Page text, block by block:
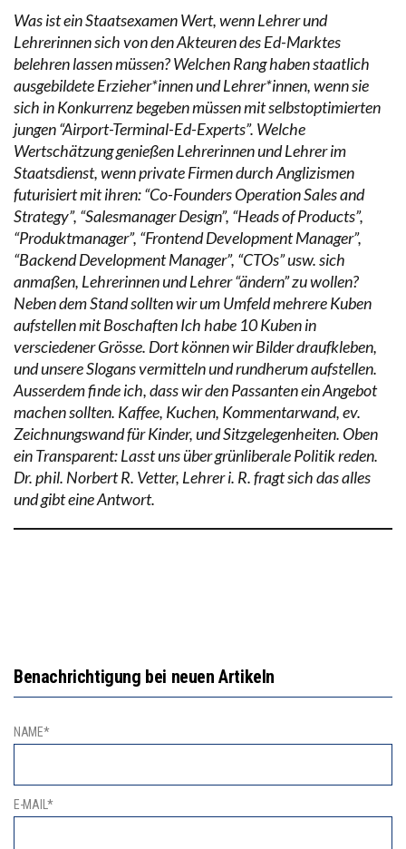
Was ist ein Staatsexamen Wert, wenn Lehrer und
Lehrerinnen sich von den Akteuren des Ed-Marktes
belehren lassen müssen? Welchen Rang haben staatlich
ausgebildete Erzieher*innen und Lehrer*innen, wenn sie
sich in Konkurrenz begeben müssen mit selbstoptimierten
jungen “Airport-Terminal-Ed-Experts”. Welche
Wertschätzung genießen Lehrerinnen und Lehrer im
Staatsdienst, wenn private Firmen durch Anglizismen
futurisiert mit ihren: “Co-Founders Operation Sales and
Strategy”, “Salesmanager Design”, “Heads of Products”,
“Produktmanager”, “Frontend Development Manager”,
“Backend Development Manager”, “CTOs” usw. sich
anmaßen, Lehrerinnen und Lehrer “ändern” zu wollen?
Neben dem Stand sollten wir um Umfeld mehrere Kuben
aufstellen mit Boschaften Ich habe 10 Kuben in
versciedener Grösse. Dort können wir Bilder draufkleben,
und unsere Slogans vermitteln und rundherum aufstellen.
Ausserdem finde ich, dass wir den Passanten ein Angebot
machen sollten. Kaffee, Kuchen, Kommentarwand, ev.
Zeichnungswand für Kinder, und Sitzgelegenheiten. Oben
ein Transparent: Lasst uns über grünliberale Politik reden.
Dr. phil. Norbert R. Vetter, Lehrer i. R. fragt sich das alles
und gibt eine Antwort.
Benachrichtigung bei neuen Artikeln
NAME*
E-MAIL*